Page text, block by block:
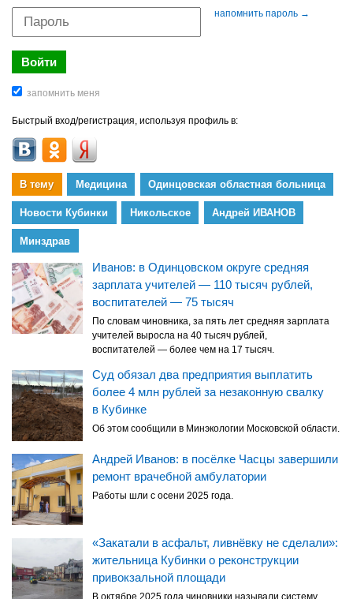
напомнить пароль →
Быстрый вход/регистрация, используя профиль в:
В тему Медицина Одинцовская областная больница
Новости Кубинки Никольское Андрей ИВАНОВ
Минздрав
Иванов: в Одинцовском округе средняя
зарплата учителей — 110 тысяч рублей,
воспитателей — 75 тысяч
По словам чиновника, за пять лет средняя зарплата
учителей выросла на 40 тысяч рублей,
воспитателей — более чем на 17 тысяч.
Суд обязал два предприятия выплатить
более 4 млн рублей за незаконную свалку
в Кубинке
Об этом сообщили в Минэкологии Московской области.
Андрей Иванов: в посёлке Часцы завершили
ремонт врачебной амбулатории
Работы шли с осени 2025 года.
«Закатали в асфальт, ливнёвку не сделали»:
жительница Кубинки о реконструкции
привокзальной площади